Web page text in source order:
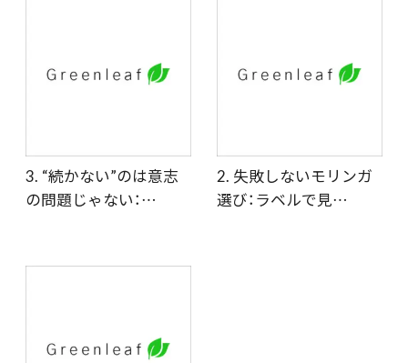
3. “続かない”のは意志
の問題じゃない：…
2. 失敗しないモリンガ
選び：ラベルで見…